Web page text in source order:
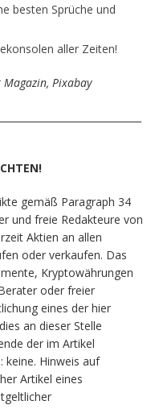
besten Sprüche und
aller Zeiten!
Pixabay
gemäß Paragraph 34
und freie Redakteure von
Aktien an allen
oder verkaufen. Das
Kryptowährungen
oder freier
eines der hier
an dieser Stelle
der im Artikel
keine. Hinweis auf
Artikel eines